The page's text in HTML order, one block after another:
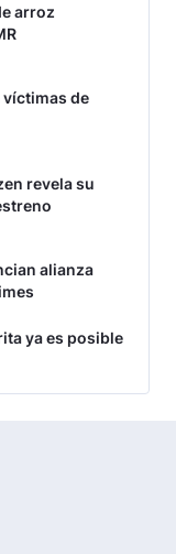
arroz
de
revela su
alianza
ya es posible